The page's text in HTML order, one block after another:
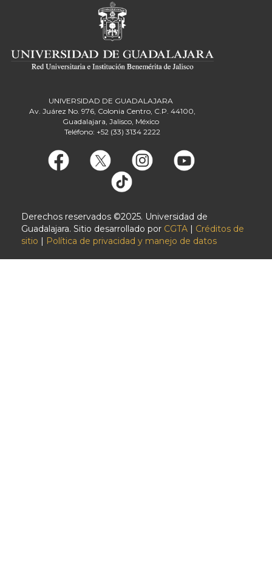
UNIVERSIDAD DE GUADALAJARA
Av. Juárez No. 976, Colonia Centro, C.P. 44100,
Guadalajara, Jalisco, México
Teléfono: +52 (33) 3134 2222
Derechos reservados ©2025. Universidad de
Guadalajara. Sitio desarrollado por CGTA | Créditos de
sitio | Política de privacidad y manejo de datos